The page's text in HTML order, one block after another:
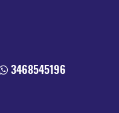
3468545196